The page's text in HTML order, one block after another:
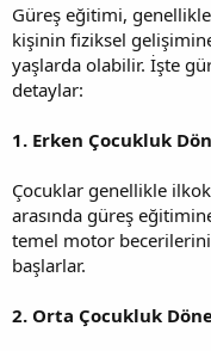
t
a
n
r
i
h
Güreş eğitimi,
kişinin fiziksel
yaşlarda olabilir. İşte
detaylar:
1. Erken Çocukluk
Çocuklar genellikle
arasında güreş
temel motor
başlarlar.
2. Orta Çocukluk